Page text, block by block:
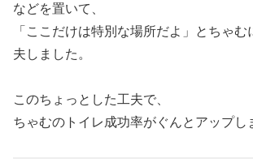
などを置いて、
「ここだけは特別な場所だよ」とちゃむ
夫しました。
このちょっとした工夫で、
ちゃむのトイレ成功率がぐんとアップし